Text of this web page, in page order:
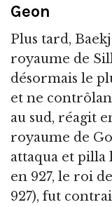
Geon
Plus tard,
royaume de
désormais le
et ne
au sud, réagit
royaume de
attaqua et pilla
en 927, le roi
927), fut